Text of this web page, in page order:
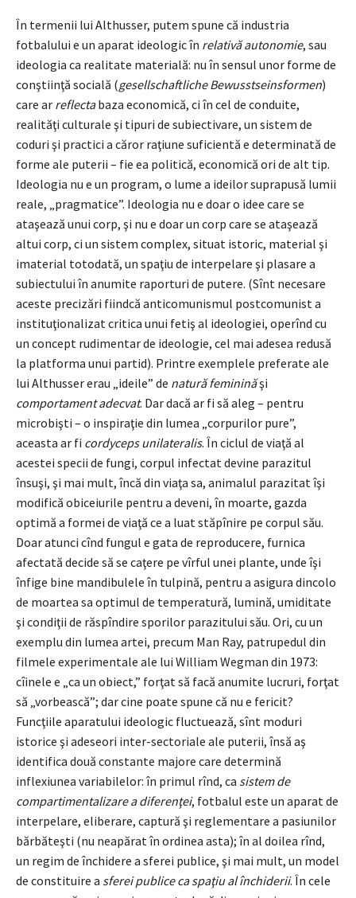
În termenii lui Althusser, putem spune că industria
fotbalului e un aparat ideologic în relativă autonomie, sau
ideologia ca realitate materială: nu în sensul unor forme de
conştiinţă socială (gesellschaftliche Bewusstseinsformen)
care ar reflectabaza economică, ci în cel de conduite,
realităţi culturale şi tipuri de subiectivare, un sistem de
coduri şi practici a căror raţiune suficientă e determinată de
forme ale puterii – fie ea politică, economică ori de alt tip.
Ideologia nu e un program, o lume a ideilor suprapusă lumii
reale, „pragmatice”. Ideologia nu e doar o idee care se
ataşează unui corp, şi nu e doar un corp care se ataşează
altui corp, ci un sistem complex, situat istoric, material şi
imaterial totodată, un spaţiu de interpelare şi plasare a
subiectului în anumite raporturi de putere. (Sînt necesare
aceste precizări fiindcă anticomunismul postcomunist a
instituţionalizat critica unui fetiş al ideologiei, operînd cu
un concept rudimentar de ideologie, cel mai adesea redusă
la platforma unui partid). Printre exemplele preferate ale
lui Althusser erau „ideile” de natură femininăşi
comportament adecvat. Dar dacă ar fi să aleg – pentru
microbişti – o inspiraţie din lumea „corpurilor pure”,
aceasta ar fi cordyceps unilateralis. În ciclul de viaţă al
acestei specii de fungi, corpul infectat devine parazitul
însuşi, şi mai mult, încă din viaţa sa, animalul parazitat îşi
modifică obiceiurile pentru a deveni, în moarte, gazda
optimă a formei de viaţă ce a luat stăpînire pe corpul său.
Doar atunci cînd fungul e gata de reproducere, furnica
afectată decide să se caţere pe vîrful unei plante, unde îşi
înfige bine mandibulele în tulpină, pentru a asigura dincolo
de moartea sa optimul de temperatură, lumină, umiditate
şi condiţii de răspîndire sporilor parazitului său. Ori, cu un
exemplu din lumea artei, precum Man Ray, patrupedul din
filmele experimentale ale lui William Wegman din 1973:
cîinele e „ca un obiect,” forţat să facă anumite lucruri, forţat
să „vorbească”; dar cine poate spune că nu e fericit?
Funcţiile aparatului ideologic fluctuează, sînt moduri
istorice şi adeseori inter-sectoriale ale puterii, însă aş
identifica două constante majore care determină
inflexiunea variabilelor: în primul rînd, ca sistem de
compartimentalizare a diferenţei, fotbalul este un aparat de
interpelare, eliberare, captură şi reglementare a pasiunilor
bărbăteşti (nu neapărat în ordinea asta); în al doilea rînd,
un regim de închidere a sferei publice, şi mai mult, un model
de constituire a sferei publice ca spaţiu al închiderii. În cele